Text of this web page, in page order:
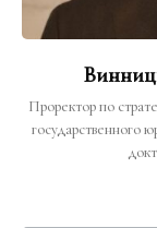
Проректор по
государственного